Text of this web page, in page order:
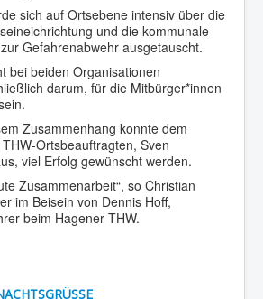
sich auf Ortsebene intensiv über die
und die kommunale
Gefahrenabwehr ausgetauscht.
bei beiden Organisationen
darum, für die Mitbürger*innen
Zusammenhang konnte dem
Ortsbeauftragten, Sven
viel Erfolg gewünscht werden.
Zusammenarbeit“, so Christian
im Beisein von Dennis Hoff,
beim Hagener THW.